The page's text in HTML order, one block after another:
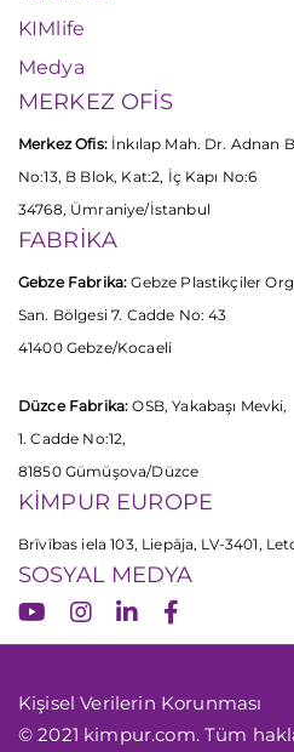
KIMlife
Medya
MERKEZ OFİS
Merkez Ofis:İnkılap Mah. Dr. Adnan
No:13, B Blok, Kat:2, İç Kapı No:6
34768, Ümraniye/İstanbul
FABRİKA
Gebze Fabrika: Gebze Plastikçiler
San. Bölgesi 7. Cadde No: 43
41400 Gebze/Kocaeli
Düzce Fabrika: OSB, Yakabaşı Mevki,
1. Cadde No:12,
81850 Gümüşova/Düzce
KİMPUR EUROPE
Brīvības iela 103, Liepāja, LV-3401,
SOSYAL MEDYA
Kişisel Verilerin Korunması
© 2021 kimpur.com. Tüm